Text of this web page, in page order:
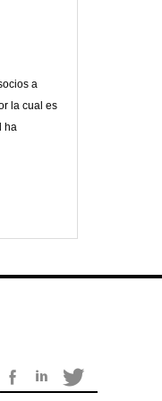
a
la cual es
ha